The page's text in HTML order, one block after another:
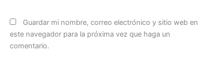
Guardar mi nombre, correo electrónico y sitio web en
este navegador para la próxima vez que haga un
comentario.